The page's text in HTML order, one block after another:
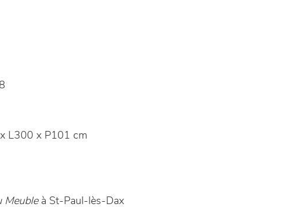
L300 x P101 cm
Meubleà St-Paul-lès-Dax